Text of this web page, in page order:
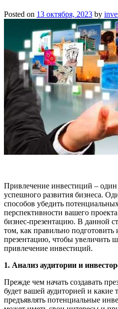
Posted on 13 октября, 2023 by
Привлечение инвестиций –
успешного развития бизнеса.
способов убедить
перспективности вашего
бизнес-презентацию. В данной
том, как правильно подготовить
презентацию, чтобы увеличить
привлечение инвестиций.
1. Анализ аудитории и
Прежде чем начать создавать
будет вашей аудиторией и какие
предъявлять потенциальные